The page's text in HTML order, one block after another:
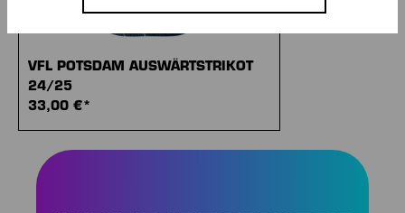
VFL POTSDAM AUSWÄRTSTRIKOT
24/25
33,00 €*